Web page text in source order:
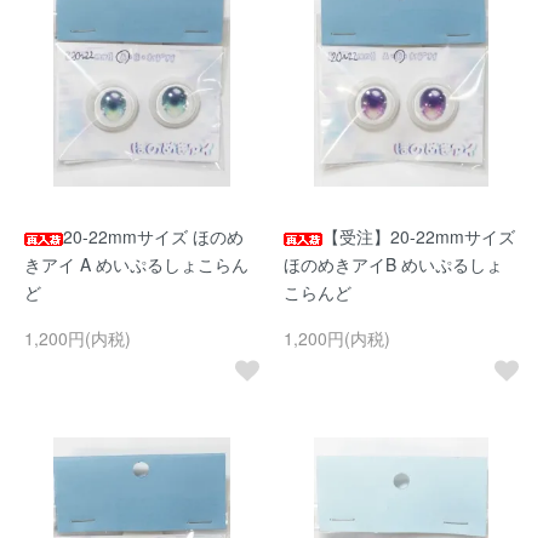
20-22mmサイズ ほのめ
きアイ A めいぷるしょこらん
ど
1,200円(内税)
【受注】20-22mmサイズ
ほのめきアイB めいぷるしょ
こらんど
1,200円(内税)